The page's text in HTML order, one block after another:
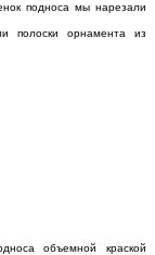
подноса мы нарезали
полоски орнамента из
объемной краской